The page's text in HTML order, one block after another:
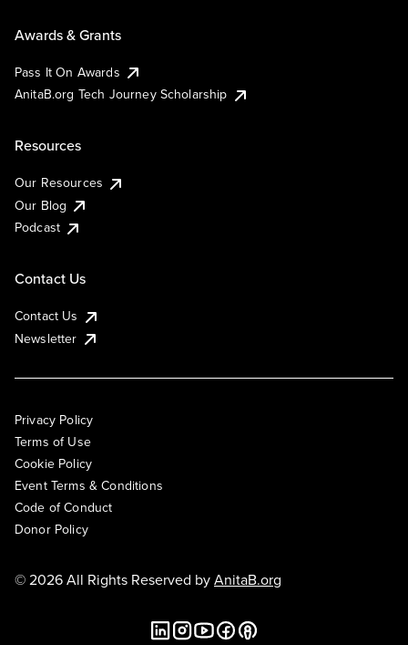
Awards & Grants
Pass It On Awards
AnitaB.org Tech Journey Scholarship
Resources
Our Resources
Our Blog
Podcast
Contact Us
Contact Us
Newsletter
Privacy Policy
Terms of Use
Cookie Policy
Event Terms & Conditions
Code of Conduct
Donor Policy
© 2026 All Rights Reserved byAnitaB.org